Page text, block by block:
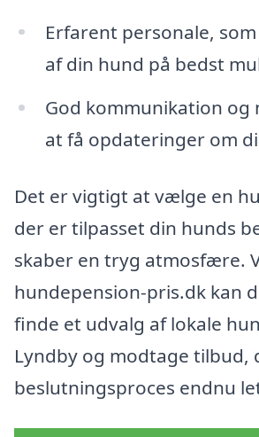
Erfarent personale,
af din hund på bedst
God kommunikation og
at få opdateringer om
Det er vigtigt at vælge en
der er tilpasset din hunds
skaber en tryg atmosfære.
hundepension-pris.dk kan
finde et udvalg af lokale
Lyndby og modtage tilbud,
beslutningsproces endnu